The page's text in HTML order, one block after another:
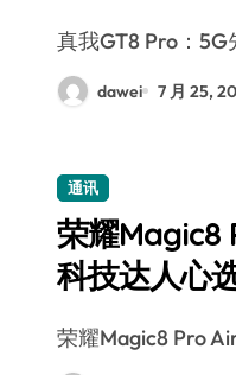
真我GT8 Pro：
dawei 7 月 25,
通讯
荣耀Magic8
科技达人心
荣耀Magic8 Pro